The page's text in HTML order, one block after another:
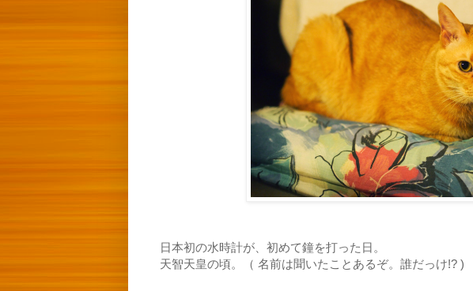
日本初の水時計が、初めて鐘を打った日。
天智天皇の頃。（ 名前は聞いたことあるぞ。誰だっけ!? )